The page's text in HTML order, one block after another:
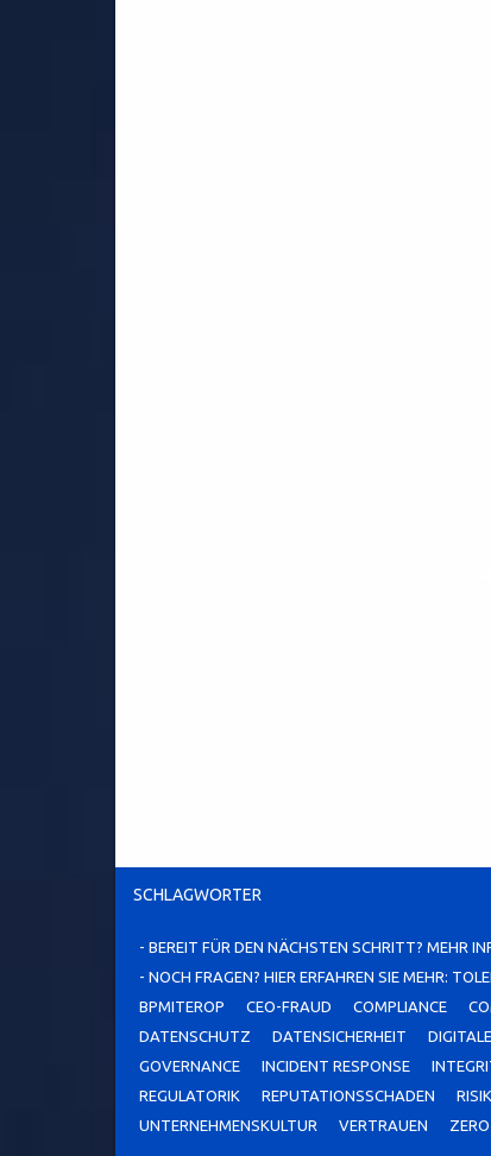
SCHLAGWÖRTER
- BEREIT FÜR DEN NÄCHSTEN SCHRITT? MEHR
- NOCH FRAGEN? HIER ERFAHREN SIE MEHR:
BPMITEROP
CEO-FRAUD COMPLIANCE
DATENSCHUTZ
DATENSICHERHEIT
GOVERNANCE
INCIDENT RESPONSE
REGULATORIK
REPUTATIONSSCHADEN
UNTERNEHMENSKULTUR
VERTRAUEN